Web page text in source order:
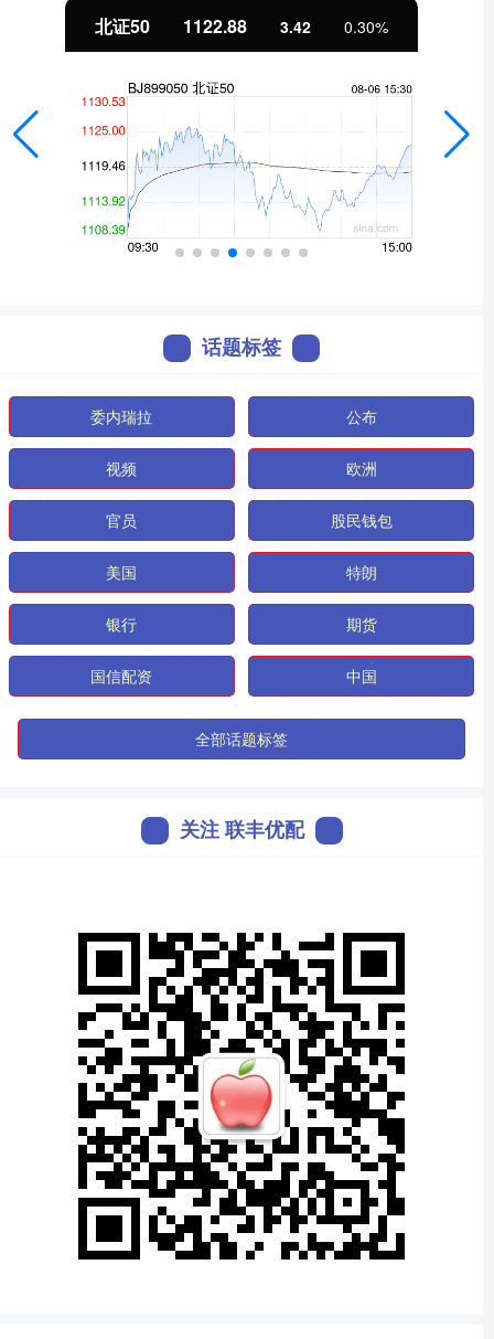
北证50 1122.88 3.42 0.30%
话题标签
委内瑞拉 公布
视频 欧洲
官员 股民钱包
美国 特朗
银行 期货
国信配资 中国
全部话题标签
关注 联丰优配